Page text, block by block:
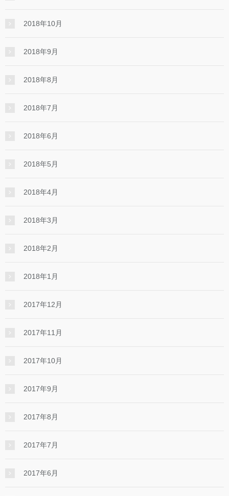
2018年10月
2018年9月
2018年8月
2018年7月
2018年6月
2018年5月
2018年4月
2018年3月
2018年2月
2018年1月
2017年12月
2017年11月
2017年10月
2017年9月
2017年8月
2017年7月
2017年6月